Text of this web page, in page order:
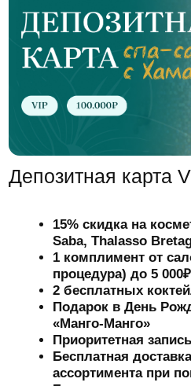
+7
Остались вопросы?
115054, г. Москва, Москва,
улица Дубининская, д.11/17, стр.
3. СПА САЛОН «ХАМАМ-ТУР»
Телефон: